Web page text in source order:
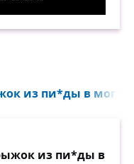
из пи*ды в
из пи*ды в